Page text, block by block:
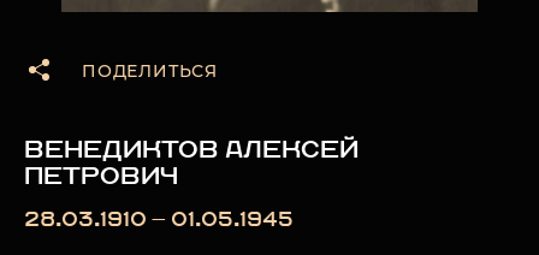
ПОДЕЛИТЬСЯ
ВЕНЕДИКТОВ АЛЕКСЕЙ
ПЕТРОВИЧ
28.03.1910 — 01.05.1945